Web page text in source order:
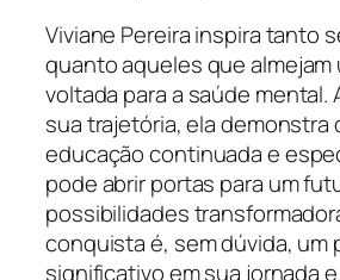
Viviane Pereira inspira tanto
quanto aqueles que almejam
voltada para a saúde mental.
sua trajetória, ela demonstra
educação continuada e
pode abrir portas para um
possibilidades
conquista é, sem dúvida, um
significativo em sua jornada